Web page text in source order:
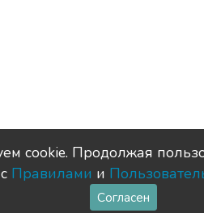
сookie. Продолжая
Правилами и
Согласен